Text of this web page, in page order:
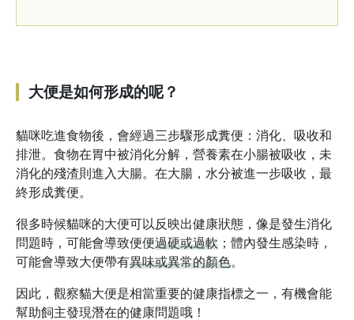
大便是如何形成的呢？
貓咪吃進食物後，會經過三步驟形成糞便：消化、吸收和
排泄。食物在胃中被消化分解，營養素在小腸被吸收，未
消化的殘渣則進入大腸。在大腸，水分被進一步吸收，最
終形成糞便。
很多時候貓咪的大便可以反映出健康狀態，像是發生消化
問題時，可能會導致便便過硬或過軟 ；體內發生感染時，
可能會導致大便帶有異味或異常的顏色。
因此，觀察貓大便是相當重要的健康指標之一，有機會能
幫助飼主發現潛在的健康問題哦！